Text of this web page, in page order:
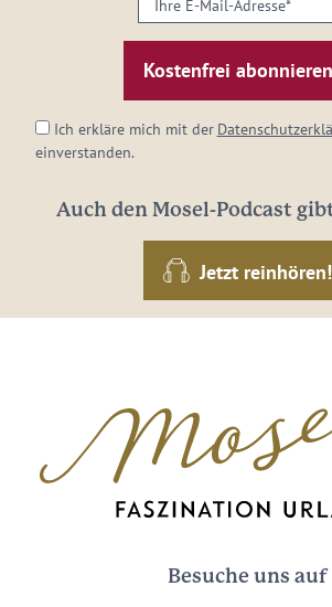
E-
Mail-
Adresse:
Ich erkläre mich mit der
einverstanden.
Auch den Mosel-Podcast
Jetzt reinhören!
Besuche uns auf